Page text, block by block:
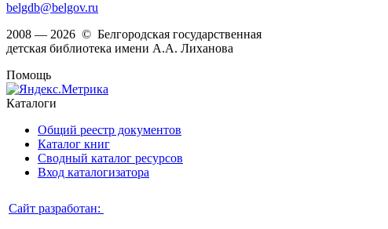
belgdb@belgov.ru
2008 — 2026 © Белгородская государственная
детская библиотека имени А.А. Лиханова
Помощь
Каталоги
Общий реестр документов
Каталог книг
Сводный каталог ресурсов
Вход каталогизатора
Сайт разработан: